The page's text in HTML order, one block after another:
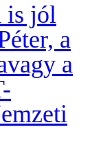
is jól
a
a